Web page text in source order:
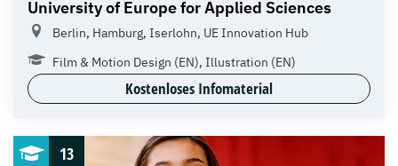
University of Europe for Applied Sciences
Berlin, Hamburg, Iserlohn, UE Innovation Hub
Film & Motion Design (EN), Illustration (EN)
Kostenloses Infomaterial
13